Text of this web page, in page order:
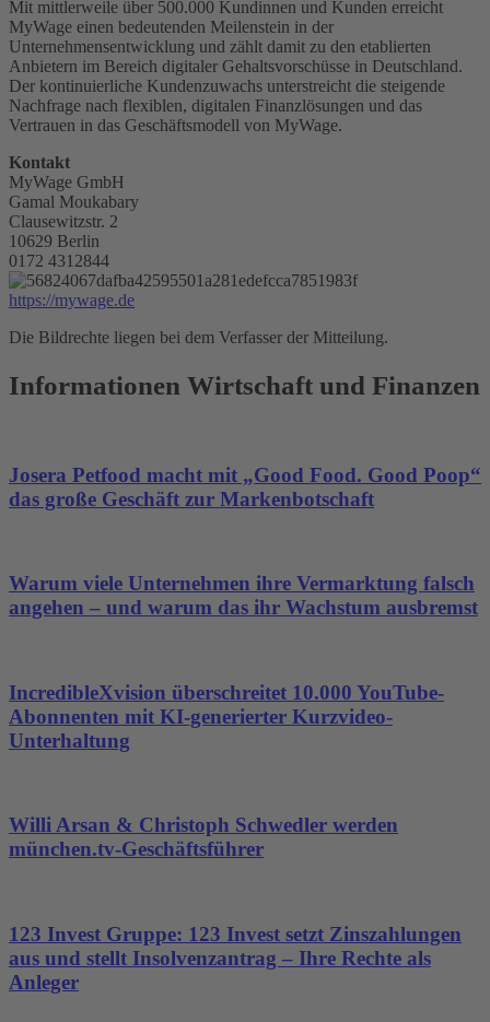
Mit mittlerweile über 500.000 Kundinnen und Kunden erreicht
MyWage einen bedeutenden Meilenstein in der
Unternehmensentwicklung und zählt damit zu den etablierten
Anbietern im Bereich digitaler Gehaltsvorschüsse in Deutschland.
Der kontinuierliche Kundenzuwachs unterstreicht die steigende
Nachfrage nach flexiblen, digitalen Finanzlösungen und das
Vertrauen in das Geschäftsmodell von MyWage.
Kontakt
MyWage GmbH
Gamal Moukabary
Clausewitzstr. 2
10629 Berlin
0172 4312844
https://mywage.de
Die Bildrechte liegen bei dem Verfasser der Mitteilung.
Informationen Wirtschaft und Finanzen
Josera Petfood macht mit „Good Food. Good Poop“
das große Geschäft zur Markenbotschaft
Warum viele Unternehmen ihre Vermarktung falsch
angehen – und warum das ihr Wachstum ausbremst
IncredibleXvision überschreitet 10.000 YouTube-
Abonnenten mit KI-generierter Kurzvideo-
Unterhaltung
Willi Arsan & Christoph Schwedler werden
münchen.tv-Geschäftsführer
123 Invest Gruppe: 123 Invest setzt Zinszahlungen
aus und stellt Insolvenzantrag – Ihre Rechte als
Anleger